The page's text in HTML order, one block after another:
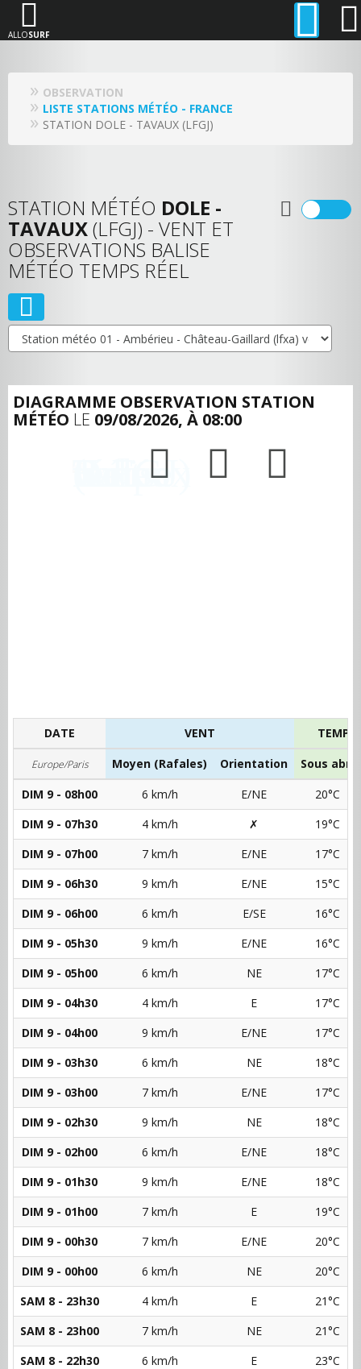
ALLOSURF
OBSERVATION
LISTE STATIONS MÉTÉO - FRANCE
STATION DOLE - TAVAUX (LFGJ)
STATION MÉTÉO DOLE -
TAVAUX(LFGJ) - VENT ET
OBSERVATIONS BALISE
MÉTÉO TEMPS RÉEL
DIAGRAMME OBSERVATION STATION
MÉTÉO LE 09/08/2026, À 08:00
DATE VENT
Europe/Paris Moyen (Rafales) Orientation
Sous abri
DIM 9 - 08h00
6 km/h E/NE
20°C
DIM 9 - 07h30
4 km/h ✗
19°C
DIM 9 - 07h00
7 km/h E/NE
17°C
DIM 9 - 06h30
9 km/h E/NE
15°C
DIM 9 - 06h00
6 km/h E/SE
16°C
DIM 9 - 05h30
9 km/h E/NE
16°C
DIM 9 - 05h00
6 km/h NE
17°C
DIM 9 - 04h30
4 km/h E
17°C
DIM 9 - 04h00
9 km/h E/NE
17°C
DIM 9 - 03h30
6 km/h NE
18°C
DIM 9 - 03h00
7 km/h E/NE
17°C
DIM 9 - 02h30
9 km/h NE
18°C
DIM 9 - 02h00
6 km/h E/NE
18°C
DIM 9 - 01h30
9 km/h E/NE
18°C
DIM 9 - 01h00
7 km/h E
19°C
DIM 9 - 00h30
7 km/h E/NE
20°C
DIM 9 - 00h00
6 km/h NE
20°C
SAM 8 - 23h30
4 km/h E
21°C
SAM 8 - 23h00
7 km/h NE
21°C
SAM 8 - 22h30
6 km/h E
23°C